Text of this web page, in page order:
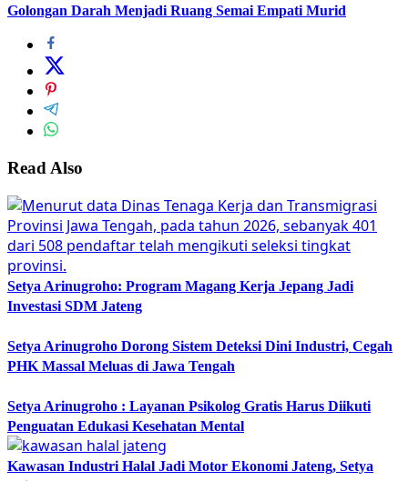
Golongan Darah Menjadi Ruang Semai Empati Murid
Read Also
Setya Arinugroho: Program Magang Kerja Jepang Jadi
Investasi SDM Jateng
Setya Arinugroho Dorong Sistem Deteksi Dini Industri, Cegah
PHK Massal Meluas di Jawa Tengah
Setya Arinugroho : Layanan Psikolog Gratis Harus Diikuti
Penguatan Edukasi Kesehatan Mental
Kawasan Industri Halal Jadi Motor Ekonomi Jateng, Setya